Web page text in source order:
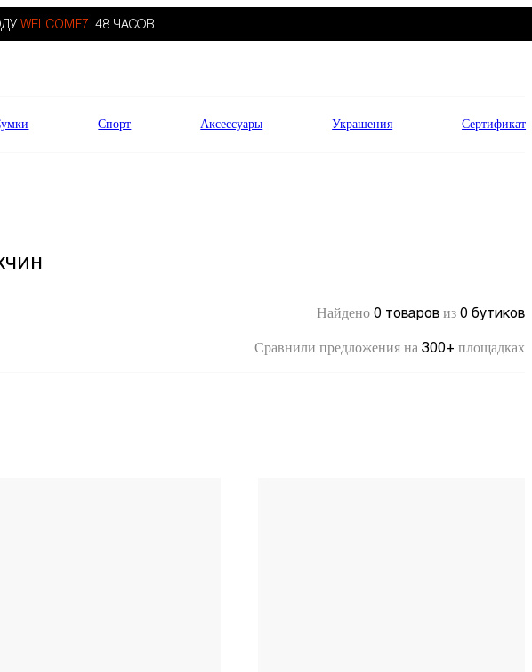
WELCOME7. 48 ЧАСОВ
Спорт Аксессуары Украшения Сертификат
Найдено 0 товаров из 0 бутиков
Сравнили предложения на 300+ площадках